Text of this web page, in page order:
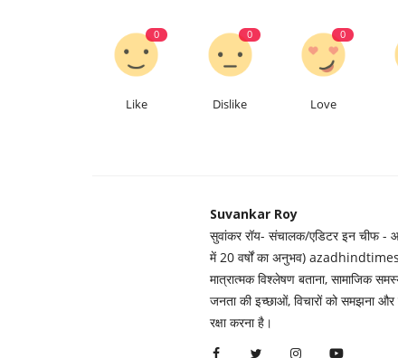
0
Like
0
Dislike
0
Love
Suvankar Roy
सुवांकर रॉय- संचालक/एडिटर इन चीफ -
में 20 वर्षों का अनुभव)
मात्रात्मक विश्लेषण बताना, सामाजिक
जनता की इच्छाओं, विचारों को समझना
रक्षा करना है।